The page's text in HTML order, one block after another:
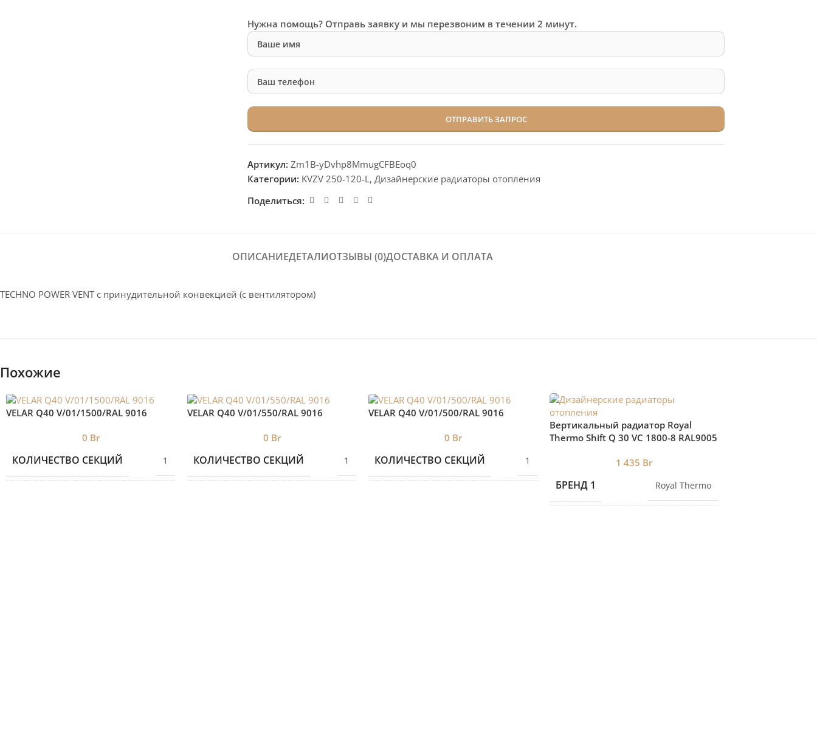
Нужна помощь? Отправь заявку и мы перезвоним в течении 2 минут.
Артикул:Zm1B-yDvhp8MmugCFBEoq0
Категории: KVZV 250-120-L, Дизайнерские радиаторы отопления
Поделиться:
ОПИСАНИЕДЕТАЛИОТЗЫВЫ (0)ДОСТАВКА И ОПЛАТА
TECHNO POWER VENT с принудительной конвекцией (c вентилятором)
Похожие
VELAR Q40 V/01/1500/RAL 9016
0 Br
КОЛИЧЕСТВО СЕКЦИЙ 1
VELAR Q40 V/01/550/RAL 9016
0 Br
КОЛИЧЕСТВО СЕКЦИЙ 1
VELAR Q40 V/01/500/RAL 9016
0 Br
КОЛИЧЕСТВО СЕКЦИЙ 1
Вертикальный радиатор Royal
Thermo Shift Q 30 VС 1800-8 RAL9005
1 435 Br
БРЕНД 1 Royal Thermo